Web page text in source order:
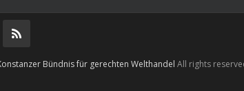
Bündnis für gerechten Welthandel All rights